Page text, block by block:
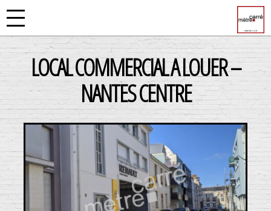
LOCAL COMMERCIAL A LOUER –
NANTES CENTRE